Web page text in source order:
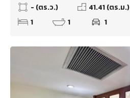
- (ตร.ว.)
41.41 (ตร.ม.)
1
1 1